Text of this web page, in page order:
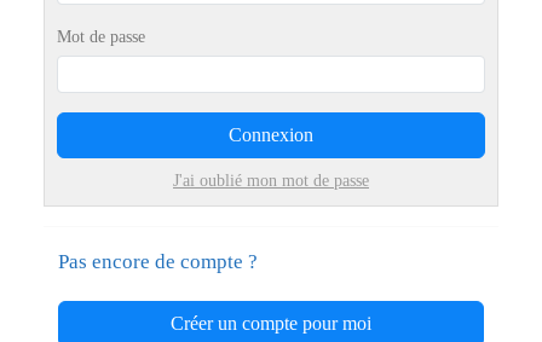
Mot de passe
Connexion
J'ai oublié mon mot de passe
Pas encore de compte ?
Créer un compte pour moi